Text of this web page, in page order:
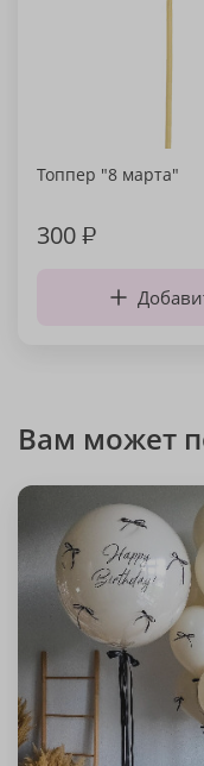
Топпер "8 марта"
300₽
Вам может